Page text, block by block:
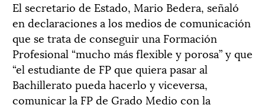
El secretario de Estado, Mario Bedera, señaló
en declaraciones a los medios de comunicación
que se trata de conseguir una Formación
Profesional “mucho más flexible y porosa” y que
“el estudiante de FP que quiera pasar al
Bachillerato pueda hacerlo y viceversa,
comunicar la FP de Grado Medio con la